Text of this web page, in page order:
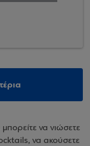
να νιώσετε
να ακούσετε